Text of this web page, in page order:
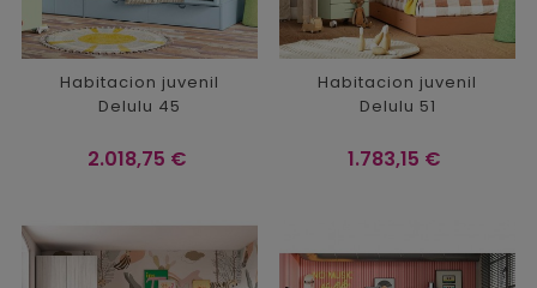
Habitacion juvenil
Delulu 45
Precio
2.018,75 €
Habitacion juvenil
Delulu 51
Precio
1.783,15 €